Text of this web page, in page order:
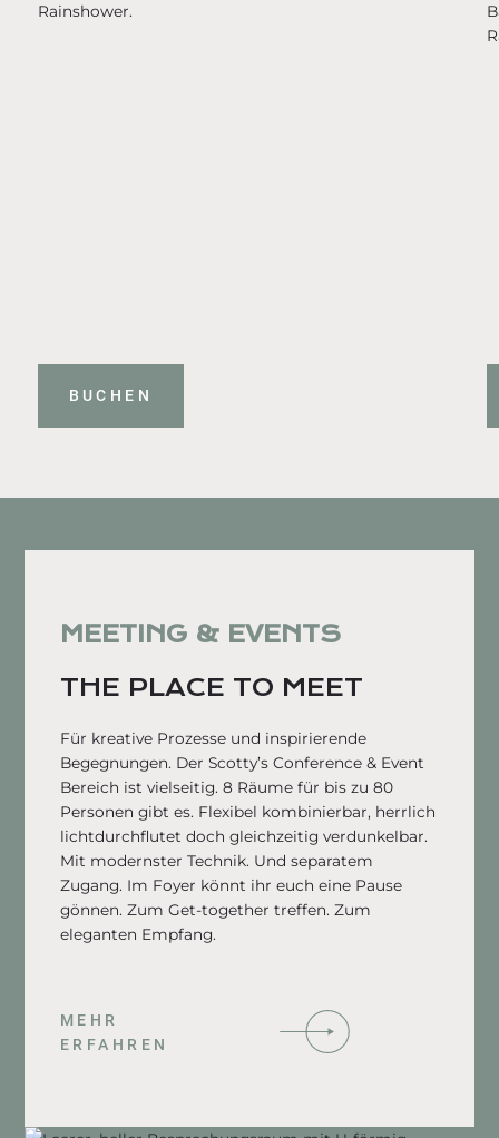
BUCHEN
Rainshower.
MEETING & EVENTS
THE PLACE TO MEET
Für kreative Prozesse und inspirierende
Begegnungen. Der Scotty’s Conference & Event
Bereich ist vielseitig. 8 Räume für bis zu 80
Personen gibt es. Flexibel kombinierbar, herrlich
lichtdurchflutet doch gleichzeitig verdunkelbar.
Mit modernster Technik. Und separatem
Zugang. Im Foyer könnt ihr euch eine Pause
gönnen. Zum Get-together treffen. Zum
eleganten Empfang.
MEHR
ERFAHREN